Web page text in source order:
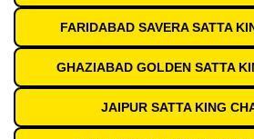
FARIDABAD SAVERA SATTA
GHAZIABAD GOLDEN SATTA
JAIPUR SATTA KING